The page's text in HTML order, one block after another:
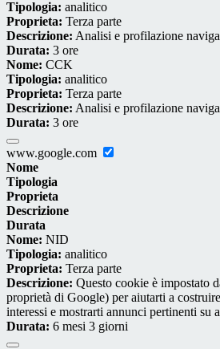
Tipologia: analitico
Proprieta: Terza parte
Descrizione: Analisi e profilazione
Durata: 3 ore
Nome: CCK
Tipologia: analitico
Proprieta: Terza parte
Descrizione: Analisi e profilazione
Durata: 3 ore
www.google.com
Nome
Tipologia
Proprieta
Descrizione
Durata
Nome: NID
Tipologia: analitico
Proprieta: Terza parte
Descrizione: Questo cookie è impostato
proprietà di Google) per aiutarti a
interessi e mostrarti annunci pertinenti su
Durata: 6 mesi 3 giorni